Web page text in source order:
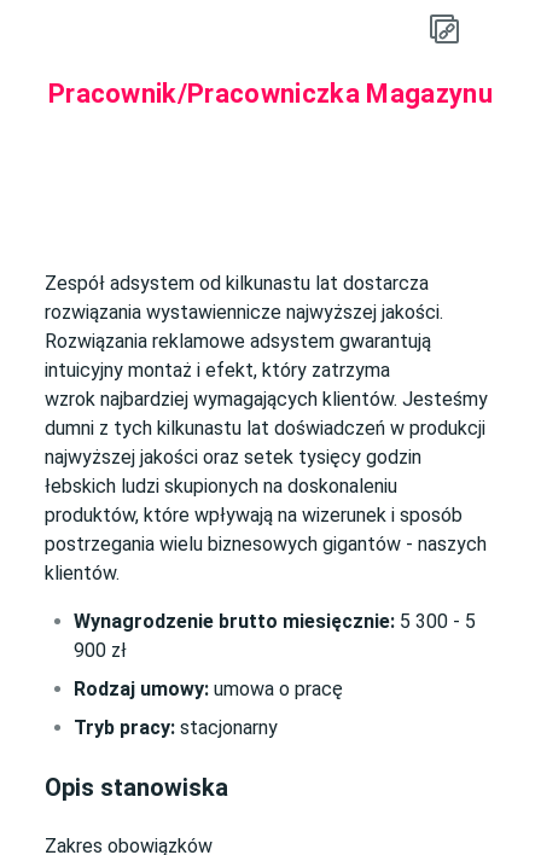
Pracownik/Pracowniczka Magazynu
Zespół adsystem od kilkunastu lat dostarcza
rozwiązania wystawiennicze najwyższej jakości.
Rozwiązania reklamowe adsystem gwarantują
intuicyjny montaż i efekt, który zatrzyma
wzrok najbardziej wymagających klientów. Jesteśmy
dumni z tych kilkunastu lat doświadczeń w produkcji
najwyższej jakości oraz setek tysięcy godzin
łebskich ludzi skupionych na doskonaleniu
produktów, które wpływają na wizerunek i sposób
postrzegania wielu biznesowych gigantów - naszych
klientów.
Wynagrodzenie brutto miesięcznie: 5 300 - 5
900 zł
Rodzaj umowy: umowa o pracę
Tryb pracy: stacjonarny
Opis stanowiska
Zakres obowiązków